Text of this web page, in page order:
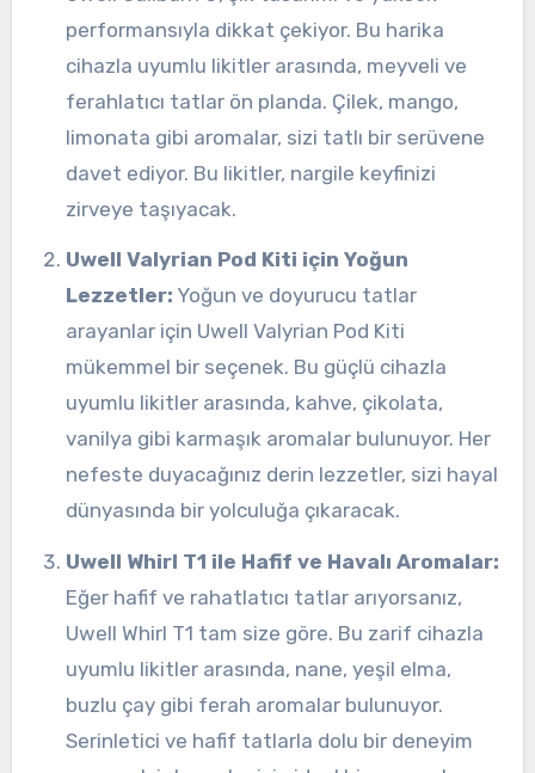
performansıyla dikkat çekiyor. Bu harika
cihazla uyumlu likitler arasında, meyveli ve
ferahlatıcı tatlar ön planda. Çilek, mango,
limonata gibi aromalar, sizi tatlı bir serüvene
davet ediyor. Bu likitler, nargile keyfinizi
zirveye taşıyacak.
Uwell Valyrian Pod Kiti için Yoğun
Lezzetler: Yoğun ve doyurucu tatlar
arayanlar için Uwell Valyrian Pod Kiti
mükemmel bir seçenek. Bu güçlü cihazla
uyumlu likitler arasında, kahve, çikolata,
vanilya gibi karmaşık aromalar bulunuyor. Her
nefeste duyacağınız derin lezzetler, sizi hayal
dünyasında bir yolculuğa çıkaracak.
Uwell Whirl T1 ile Hafif ve Havalı Aromalar:
Eğer hafif ve rahatlatıcı tatlar arıyorsanız,
Uwell Whirl T1 tam size göre. Bu zarif cihazla
uyumlu likitler arasında, nane, yeşil elma,
buzlu çay gibi ferah aromalar bulunuyor.
Serinletici ve hafif tatlarla dolu bir deneyim